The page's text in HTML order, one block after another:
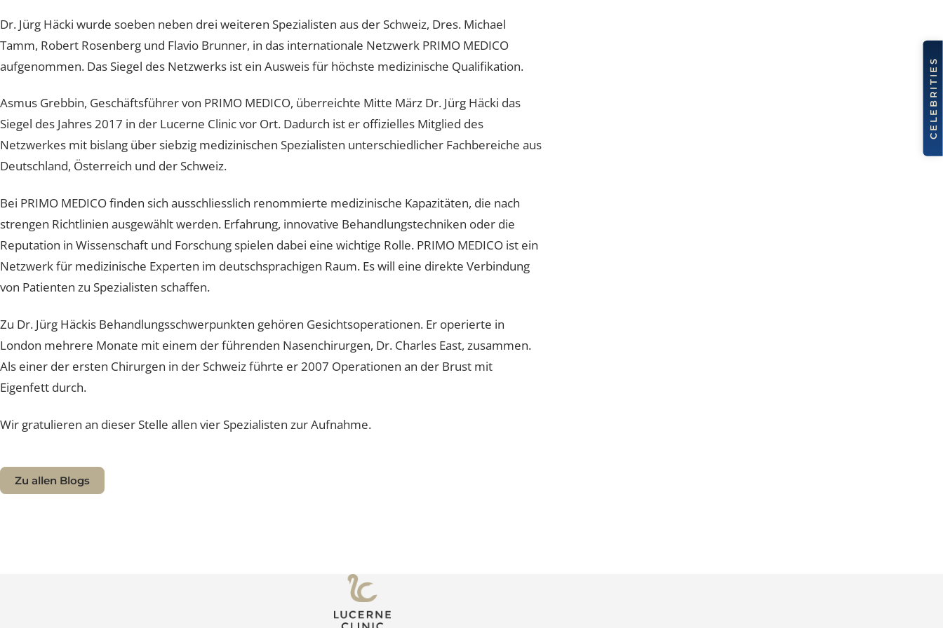
Dr. Jürg Häcki wurde soeben neben drei weiteren Spezialisten aus der Schweiz, Dres. Michael
aufgenommen. Das Siegel des Netzwerks ist ein Ausweis für höchste medizinische Qualifikation.
Asmus Grebbin, Geschäftsführer von PRIMO MEDICO, überreichte Mitte März Dr. Jürg Häcki das
Siegel des Jahres 2017 in der Lucerne Clinic vor Ort. Dadurch ist er offizielles Mitglied des
Deutschland, Österreich und der Schweiz.
Bei PRIMO MEDICO finden sich ausschliesslich renommierte medizinische Kapazitäten, die nach
strengen Richtlinien ausgewählt werden. Erfahrung, innovative Behandlungstechniken oder die
Reputation in Wissenschaft und Forschung spielen dabei eine wichtige Rolle. PRIMO MEDICO ist ein
von Patienten zu Spezialisten schaffen.
Zu Dr. Jürg Häckis Behandlungsschwerpunkten gehören Gesichtsoperationen. Er operierte in
London mehrere Monate mit einem der führenden Nasenchirurgen, Dr. Charles East, zusammen.
Als einer der ersten Chirurgen in der Schweiz führte er 2007 Operationen an der Brust mit
Wir gratulieren an dieser Stelle allen vier Spezialisten zur Aufnahme.